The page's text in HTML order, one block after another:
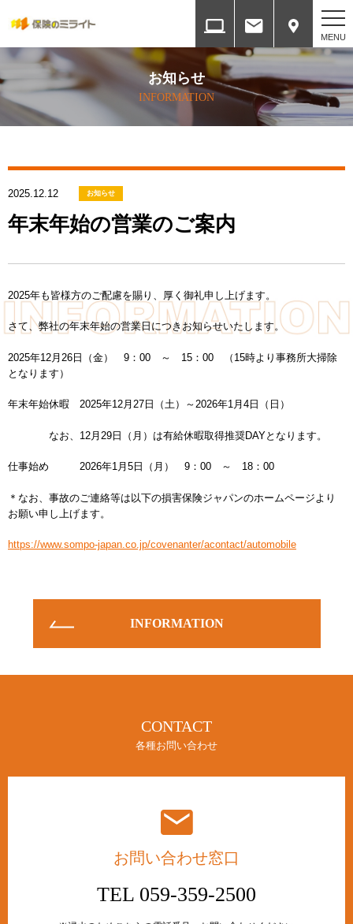
ホーム
HOME
提携ネットワーク
ALLIANCE NETWORK
お知らせ
INFORMATION
2025.12.12 お知らせ
年末年始の営業のご案内
2025年も皆様方のご配慮を賜り、厚く御礼申し上げます。
さて、弊社の年末年始の営業日につきお知らせいたします。
2025年12月26日（金） 9：00 ～ 15：00 （15時より事務所大掃除
となります）
年末年始休暇 2025年12月27日（土）～2026年1月4日（日）
なお、12月29日（月）は有給休暇取得推奨DAYとなります。
仕事始め 2026年1月5日（月） 9：00 ～ 18：00
＊なお、事故のご連絡等は以下の損害保険ジャパンのホームページより
お願い申し上げます。
https://www.sompo-japan.co.jp/covenanter/acontact/automobile
INFORMATION
CONTACT
各種お問い合わせ
お問い合わせ窓口
TEL 059-359-2500